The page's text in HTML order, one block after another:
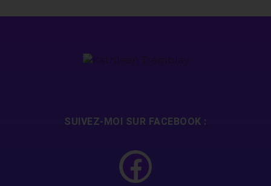
SUIVEZ-MOI SUR FACEBOOK :